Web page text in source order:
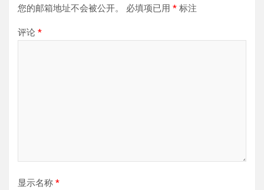
您的邮箱地址不会被公开。 必填项已用 * 标注
评论 *
显示名称 *